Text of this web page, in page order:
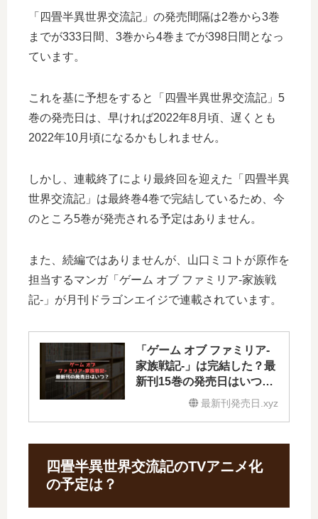
「四畳半異世界交流記」の発売間隔は2巻から3巻
までが333日間、3巻から4巻までが398日間となっ
ています。
これを基に予想をすると「四畳半異世界交流記」5
巻の発売日は、早ければ2022年8月頃、遅くとも
2022年10月頃になるかもしれません。
しかし、連載終了により最終回を迎えた「四畳半異
世界交流記」は最終巻4巻で完結しているため、今
のところ5巻が発売される予定はありません。
また、続編ではありませんが、山口ミコトが原作を
担当するマンガ「ゲーム オブ ファミリア-家族戦
記-」が月刊ドラゴンエイジで連載されています。
「ゲーム オブ ファミリア-
家族戦記-」は完結した？最
新刊15巻の発売日はいつ？
16巻の予定は？最新刊発売日.xyz
四畳半異世界交流記のTVアニメ化
の予定は？